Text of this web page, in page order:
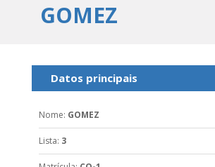
GOMEZ
Datos principais
Nome: GOMEZ
Lista: 3